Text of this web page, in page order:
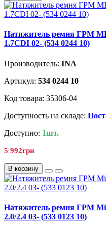
Натяжитель ремня ГРМ
1.7CDI 02- (534 0244 10)
Производитель: INA
Артикул: 534 0244 10
Код товара: 35306-04
Доступность на складе:
Доступно: 1шт.
5 992грн
В корзину
Натяжитель ремня ГРМ
2.0/2.4 03- (533 0123 10)